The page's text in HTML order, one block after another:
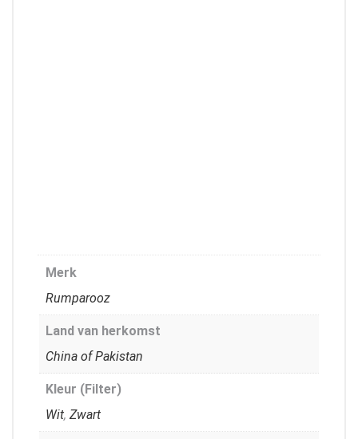
Merk
Rumparooz
Land van herkomst
China of Pakistan
Kleur (Filter)
Wit, Zwart